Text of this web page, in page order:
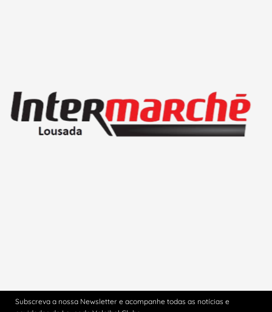
Subscreva a nossa Newsletter e acompanhe todas as notícias e